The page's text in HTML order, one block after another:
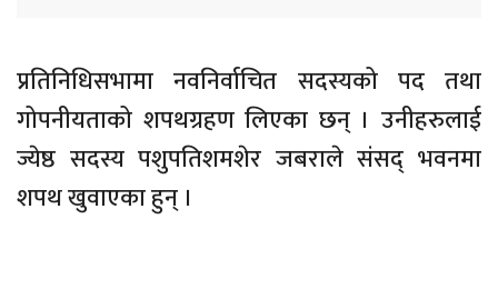
प्रतिनिधिसभामा नवनिर्वाचित सदस्यको पद तथा
गोपनीयताको शपथग्रहण लिएका छन् । उनीहरुलाई
ज्येष्ठ सदस्य पशुपतिशमशेर जबराले संसद् भवनमा
शपथ खुवाएका हुन् ।